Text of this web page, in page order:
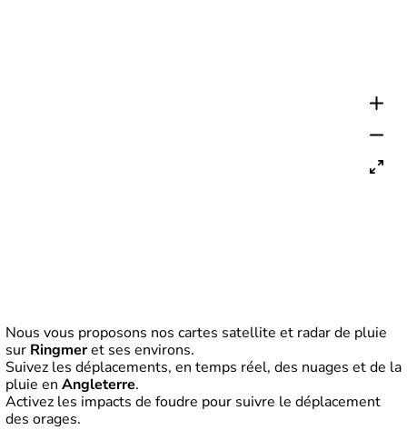
Nous vous proposons nos cartes satellite et radar de pluie
sur Ringmeret ses environs.
Suivez les déplacements, en temps réel, des nuages et de la
pluie en Angleterre.
Activez les impacts de foudre pour suivre le déplacement
des orages.